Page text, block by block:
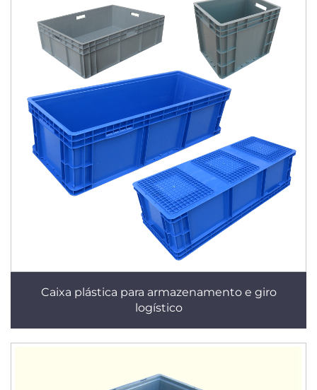
Caixa plástica para armazenamento e giro
logístico